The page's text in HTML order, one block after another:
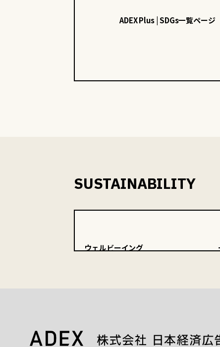
ADEX Plus | SDGs一覧ページ
SUSTAINABILITY
ウェルビーイング